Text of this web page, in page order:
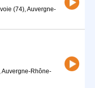
(74), Auvergne-
Auvergne-Rhône-